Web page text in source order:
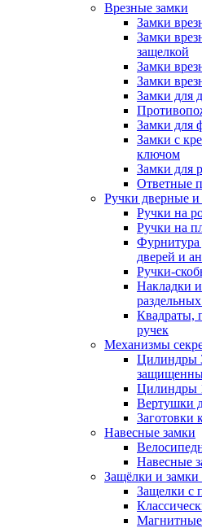
Врезные замки
Замки
Замки
защелкой
Замки
Замки
Замки для
Замки для
Замки с
ключом
Замки для
Ответные
Ручки дверные
Ручки на
Ручки на
дверей и
Ручки-
Накладки
Квадраты,
ручек
Механизмы
Цилиндры
Цилиндры
Вертушки
Заготовки
Навесные замки
Навесные
Защёлки и
Защелки с